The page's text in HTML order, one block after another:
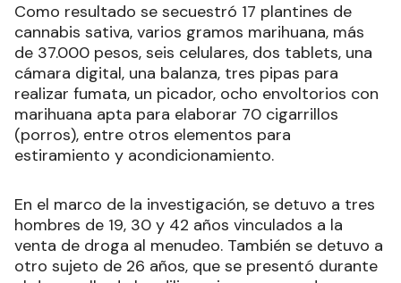
Como resultado se secuestró 17 plantines de
cannabis sativa, varios gramos marihuana, más
de 37.000 pesos, seis celulares, dos tablets, una
cámara digital, una balanza, tres pipas para
realizar fumata, un picador, ocho envoltorios con
marihuana apta para elaborar 70 cigarrillos
(porros), entre otros elementos para
estiramiento y acondicionamiento.
En el marco de la investigación, se detuvo a tres
hombres de 19, 30 y 42 años vinculados a la
venta de droga al menudeo. También se detuvo a
otro sujeto de 26 años, que se presentó durante